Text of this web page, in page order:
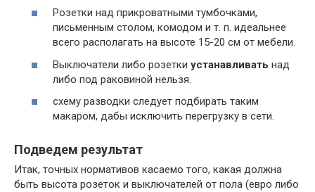
Розетки над прикроватными тумбочками,
письменным столом, комодом и т. п. идеальнее
всего располагать на высоте 15-20 см от мебели.
Выключатели либо розетки устанавливать над
либо под раковиной нельзя.
схему разводки следует подбирать таким
макаром, дабы исключить перегрузку в сети.
Подведем результат
Итак, точных нормативов касаемо того, какая должна
быть высота розеток и выключателей от пола (евро либо